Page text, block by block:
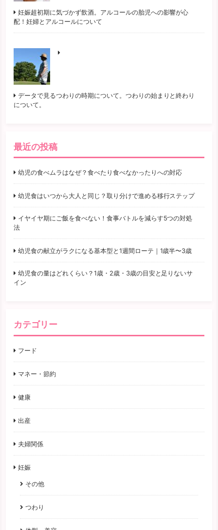
妊娠超初期に気づかず飲酒。アルコールの胎児への影響が心
配！妊婦とアルコールについて
データで見るつわりの時期について。つわりの始まりと終わり
について。
最近の投稿
幼児の食べムラはなぜ？食べたり食べなかったりへの対応
幼児食はいつから大人と同じ？取り分けで進める移行ステップ
イヤイヤ期にご飯を食べない！食事バトルを減らす5つの対処
法
幼児食の献立がラクになる基本型と1週間ローテ｜1歳半〜3歳
幼児食の量はどれくらい？1歳・2歳・3歳の目安と足りないサ
イン
カテゴリー
フード
マネー・節約
健康
出産
夫婦関係
妊娠
その他
つわり